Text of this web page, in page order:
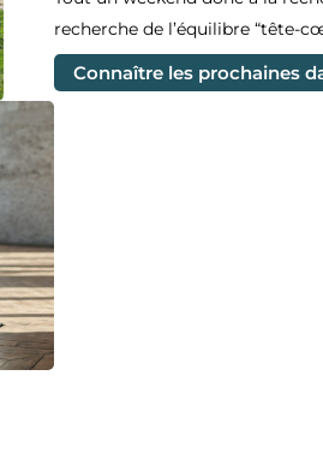
recherche de l’équilibre “tête-
Connaître les prochaines